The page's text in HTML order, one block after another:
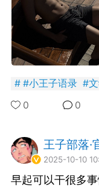
感谢支
审核内容 目前关
潮牌 SADBOY®️
#小王子语录 #
0
0
王子部落·
2025-10-10
早起可以干很多